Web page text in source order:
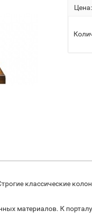
Цена:
классические
материалов. К